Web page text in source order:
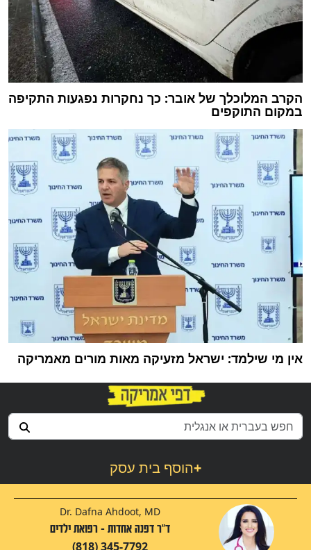
הקרב המלוכלך של אובר: כך נחקרות נפגעות התקיפה
במקום התוקפים
אין מי שילמד: ישראל מזעיקה מאות מורים מאמריקה
הוסף בית עסק+
Dr. Dafna Ahdoot, MD
ד"ר דפנה אחדות - רפואת ילדים
(818) 345-7792